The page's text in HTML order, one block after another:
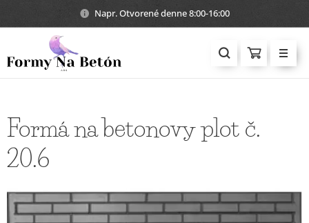
Napr. Otvorené denne 8:00-16:00
Formá na betonovy plot č.
20.6